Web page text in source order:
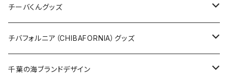
クリアファイル
Tシャツ
キャップ
ステッカー
缶バッジ
キーホルダー
バッグ
ステッカー
缶バッジ
ステッカー
ステッカー大
缶バッジ
缶バッジ32mm
缶バッジ54mm
エコバッグ
JAGUARさんコラボグッズ
Tシャツ
ステッカー
缶バッジ
チーバくんグッズ
Tシャツ
キャップ
チバフォルニア（CHIBAFORNIA）グッズ
Tシャツ
千葉の海ブランドデザイン